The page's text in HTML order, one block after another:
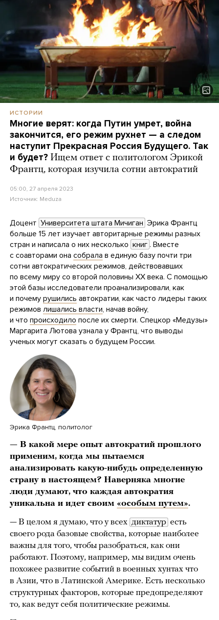
ИСТОРИИ
Многие верят: когда Путин умрет, война
закончится, его режим рухнет — а следом
наступит Прекрасная Россия Будущего. Так
и будет? Ищем ответ с политологом Эрикой
Франтц, которая изучила сотни автократий
05:00, 27 апреля 2023
Источник: Meduza
Доцент Университета штата Мичиган Эрика Франтц
больше 15 лет изучает авторитарные режимы разных
стран и написала о них несколько книг . Вместе
с соавторами она собрала в единую базу почти три
сотни автократических режимов, действовавших
по всему миру со второй половины XX века. С помощью
этой базы исследователи проанализировали, как
и почему рушились автократии, как часто лидеры таких
режимов лишались власти, начав войну,
и что происходило после их смерти. Спецкор «Медузы»
Маргарита Лютова узнала у Франтц, что выводы
ученых могут сказать о будущем России.
Эрика Франтц, политолог
— В какой мере опыт автократий прошлого
применим, когда мы пытаемся
анализировать какую-нибудь определенную
страну в настоящем? Наверняка многие
люди думают, что каждая автократия
уникальна и идет своим «особым путем».
— В целом я думаю, что у всех диктатур есть
своего рода базовые свойства, которые наиболее
важны для того, чтобы разобраться, как они
работают. Поэтому, например, мы видим очень
похожее развитие событий в военных хунтах что
в Азии, что в Латинской Америке. Есть несколько
структурных факторов, которые предопределяют
то, как ведут себя политические режимы.